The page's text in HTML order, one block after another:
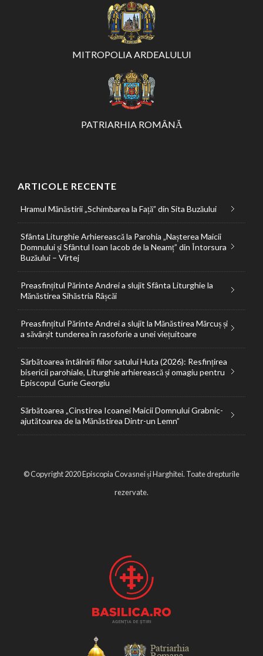
MITROPOLIA ARDEALULUI
PATRIARHIA ROMÂNĂ
ARTICOLE RECENTE
Hramul Mănăstirii „Schimbarea la Față” din Sita Buzăului
Sfânta Liturghie Arhierească la Parohia „Nașterea Maicii
Domnului și Sfântul Ioan Iacob de la Neamț” din Întorsura
Buzăului – Vîrtej
Preasfințitul Părinte Andrei a slujit Sfânta Liturghie la
Mănăstirea Sihăstria Râșcăi
Preasfințitul Părinte Andrei a slujit la Mănăstirea Mărcuș și
a săvârșit tunderea în rasoforie a unei viețuitoare
Sărbătoarea întâlnirii fiilor satului Huta (2026): Resfințirea
bisericii parohiale, Liturghie arhierească și omagiu pentru
Episcopul Gurie Georgiu
Sărbătoarea „Cinstirea Icoanei Maicii Domnului Grabnic-
ajutătoarea de la Mănăstirea Dintr-un Lemn”
© Copyright 2020 Episcopia Covasnei și Harghitei. Toate drepturile
rezervate.